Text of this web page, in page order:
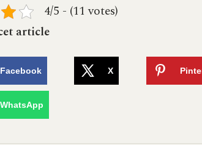
4/5 - (11 votes)
article
Facebook X
WhatsApp